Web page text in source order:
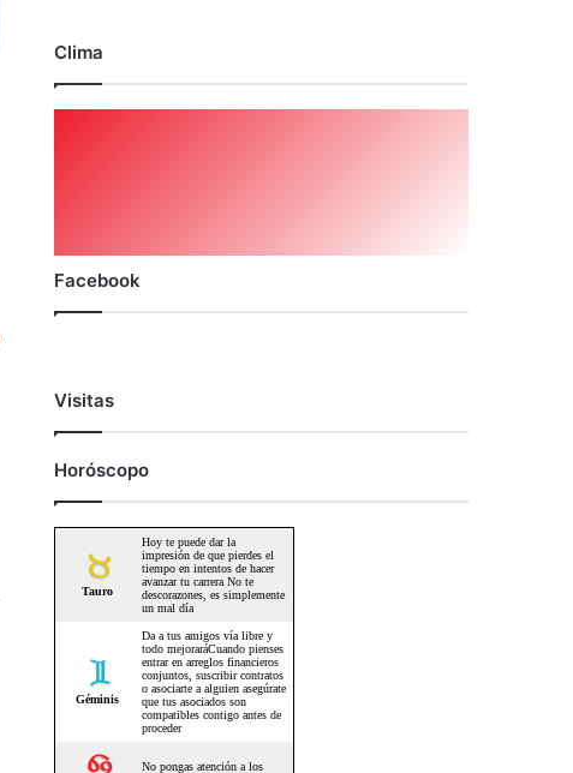
Clima
Facebook
Visitas
Horóscopo